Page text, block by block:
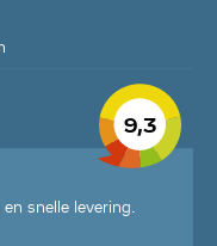
9,3
snelle levering.